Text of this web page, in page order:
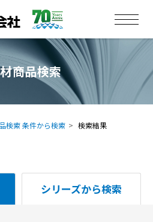
商品検索
検索 条件から検索 検索結果
シリーズから検索